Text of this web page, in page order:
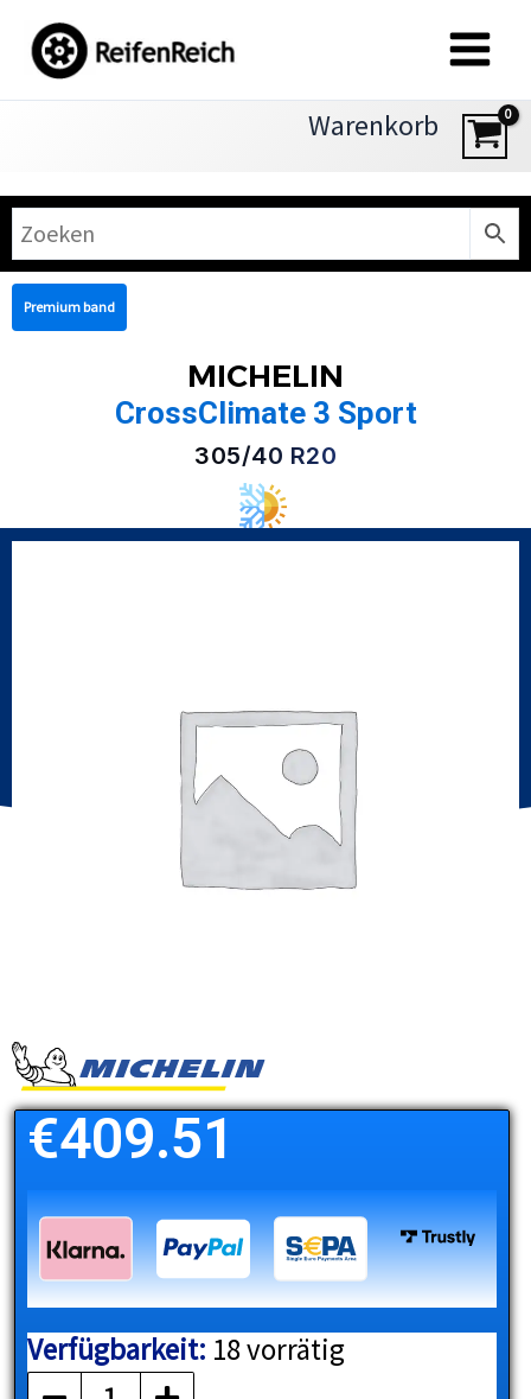
Inhalt
springen
Warenkorb
Premium band
MICHELIN
CrossClimate 3 Sport
305/40 R20
€409.51
Verfügbarkeit: 18 vorrätig
MICHELIN
Menge